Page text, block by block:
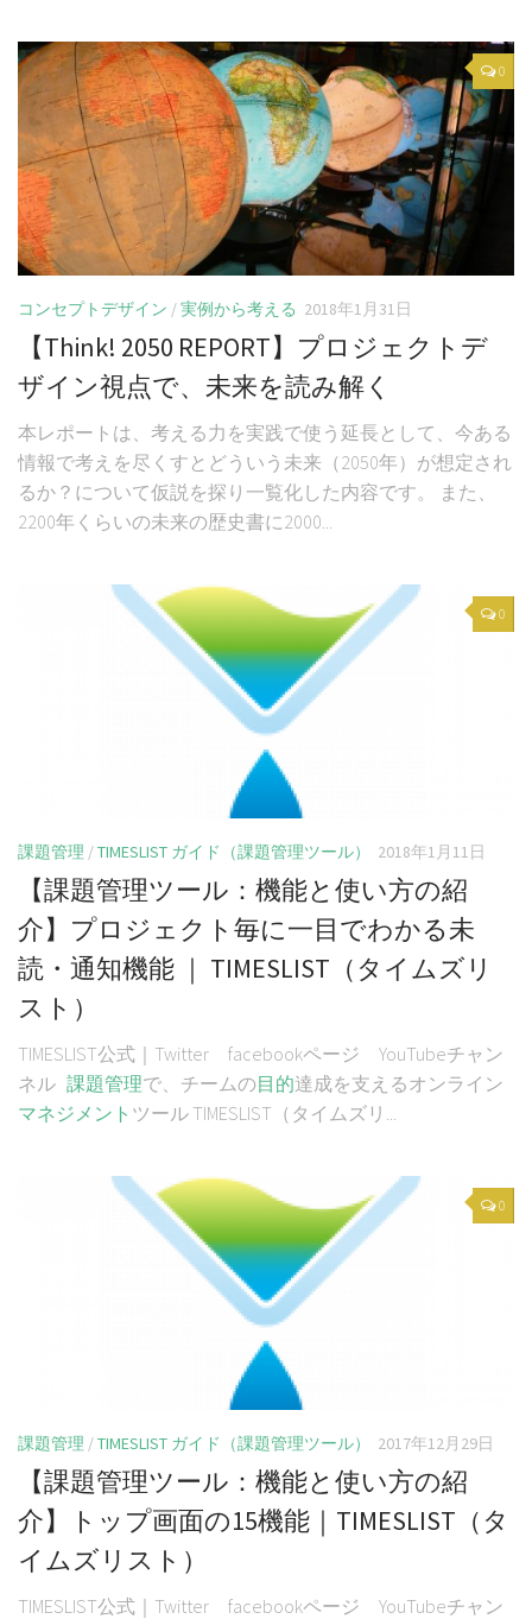
0
コンセプトデザイン /実例から考える 2018年1月31日
【Think! 2050 REPORT】プロジェクトデ
ザイン視点で、未来を読み解く
本レポートは、考える力を実践で使う延長として、今ある
情報で考えを尽くすとどういう未来（2050年）が想定され
るか？について仮説を探り一覧化した内容です。 また、
2200年くらいの未来の歴史書に2000...
0
課題管理 /TIMESLIST ガイド（課題管理ツール） 2018年1月11日
【課題管理ツール：機能と使い方の紹
介】プロジェクト毎に一目でわかる未
読・通知機能 ｜ TIMESLIST（タイムズリ
スト）
TIMESLIST公式｜Twitter facebookページ YouTubeチャン
ネル 課題管理で、チームの目的達成を支えるオンライン
マネジメント ツール TIMESLIST（タイムズリ...
0
課題管理 /TIMESLIST ガイド（課題管理ツール） 2017年12月29日
【課題管理ツール：機能と使い方の紹
介】トップ画面の15機能｜TIMESLIST（タ
イムズリスト）
TIMESLIST公式｜Twitter facebookページ YouTubeチャン